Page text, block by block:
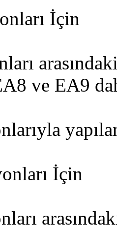
İçin
ve EA9
İçin